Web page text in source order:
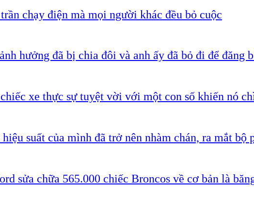
chạy điện mà mọi người khác đều bỏ cuộc
hưởng đã bị chia đôi và anh ấy đã bỏ đi để đăng
xe thực sự tuyệt vời với một con số khiến nó
suất của mình đã trở nên nhàm chán, ra mắt bộ
sửa chữa 565.000 chiếc Broncos về cơ bản là